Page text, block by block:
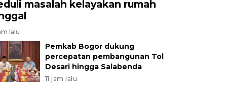
masalah kelayakan rumah
lalu
Pemkab Bogor dukung
percepatan pembangunan Tol
Desari hingga Salabenda
11 jam lalu